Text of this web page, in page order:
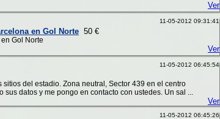
Ver
11-05-2012 09:31:41
en Gol Norte 50 €
Gol Norte
Ver
11-05-2012 06:45:54
del estadio. Zona neutral, Sector 439 en el centro
datos y me pongo en contacto con ustedes. Un sal ...
Ver
11-05-2012 06:45:26